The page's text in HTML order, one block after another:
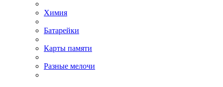
Химия
Батарейки
Карты памяти
Разные мелочи